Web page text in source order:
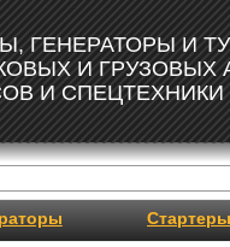
ГЕНЕРАТОРЫ И
И ГРУЗОВЫХ
И СПЕЦТЕХНИКИ
Стартеры